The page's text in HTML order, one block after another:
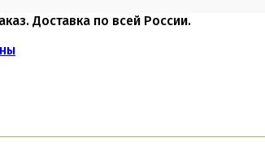
Доставка по всей России.